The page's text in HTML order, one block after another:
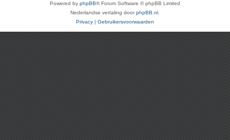
Powered by phpBB® Forum Software © phpBB Limited
Nederlandse vertaling doorphpBB.nl
Privacy | Gebruikersvoorwaarden